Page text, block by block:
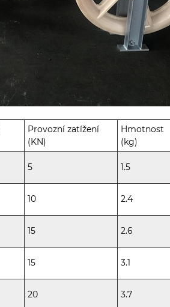
Provozní zatížení
(KN)
Hmotnost
(kg)
5 1.5
10 2.4
15 2.6
15 3.1
20 3.7